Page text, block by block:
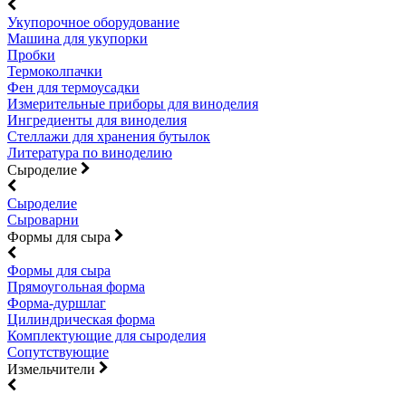
Укупорочное оборудование
Машина для укупорки
Пробки
Термоколпачки
Фен для термоусадки
Измерительные приборы для виноделия
Ингредиенты для виноделия
Стеллажи для хранения бутылок
Литература по виноделию
Сыроделие
Сыроделие
Сыроварни
Формы для сыра
Формы для сыра
Прямоугольная форма
Форма-дуршлаг
Цилиндрическая форма
Комплектующие для сыроделия
Сопутствующие
Измельчители